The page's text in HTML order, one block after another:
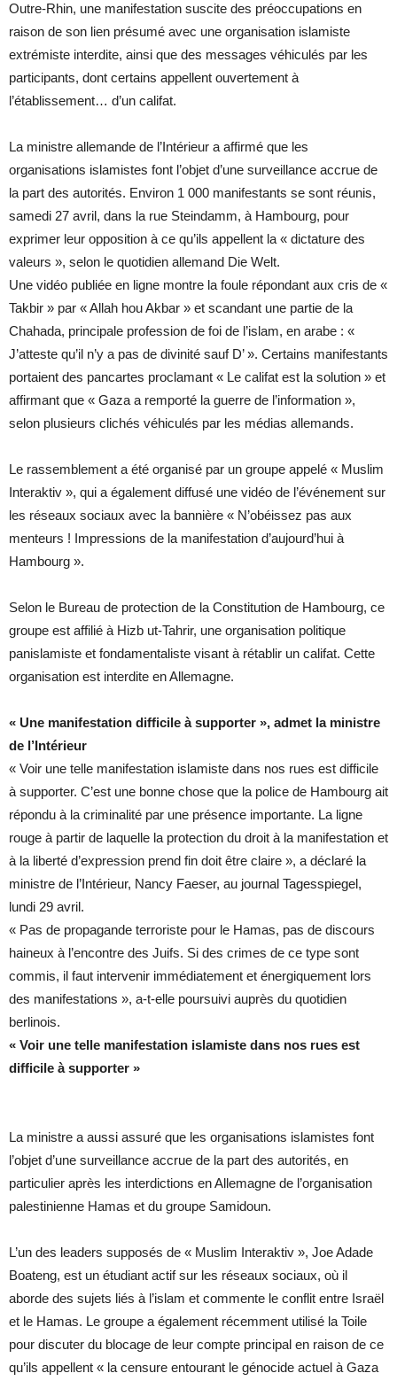
Outre-Rhin, une manifestation suscite des préoccupations en
raison de son lien présumé avec une organisation islamiste
extrémiste interdite, ainsi que des messages véhiculés par les
participants, dont certains appellent ouvertement à
l’établissement… d’un califat.
La ministre allemande de l’Intérieur a affirmé que les
organisations islamistes font l’objet d’une surveillance accrue de
la part des autorités. Environ 1 000 manifestants se sont réunis,
samedi 27 avril, dans la rue Steindamm, à Hambourg, pour
exprimer leur opposition à ce qu’ils appellent la « dictature des
valeurs », selon le quotidien allemand Die Welt.
Une vidéo publiée en ligne montre la foule répondant aux cris de «
Takbir » par « Allah hou Akbar » et scandant une partie de la
Chahada, principale profession de foi de l’islam, en arabe : «
J’atteste qu’il n’y a pas de divinité sauf D’ ». Certains manifestants
portaient des pancartes proclamant « Le califat est la solution » et
affirmant que « Gaza a remporté la guerre de l’information »,
selon plusieurs clichés véhiculés par les médias allemands.
Le rassemblement a été organisé par un groupe appelé « Muslim
Interaktiv », qui a également diffusé une vidéo de l’événement sur
les réseaux sociaux avec la bannière « N’obéissez pas aux
menteurs ! Impressions de la manifestation d’aujourd’hui à
Hambourg ».
Selon le Bureau de protection de la Constitution de Hambourg, ce
groupe est affilié à Hizb ut-Tahrir, une organisation politique
panislamiste et fondamentaliste visant à rétablir un califat. Cette
organisation est interdite en Allemagne.
« Une manifestation difficile à supporter », admet la ministre
de l’Intérieur
« Voir une telle manifestation islamiste dans nos rues est difficile
à supporter. C’est une bonne chose que la police de Hambourg ait
répondu à la criminalité par une présence importante. La ligne
rouge à partir de laquelle la protection du droit à la manifestation et
à la liberté d’expression prend fin doit être claire », a déclaré la
ministre de l’Intérieur, Nancy Faeser, au journal Tagesspiegel,
lundi 29 avril.
« Pas de propagande terroriste pour le Hamas, pas de discours
haineux à l’encontre des Juifs. Si des crimes de ce type sont
commis, il faut intervenir immédiatement et énergiquement lors
des manifestations », a-t-elle poursuivi auprès du quotidien
berlinois.
« Voir une telle manifestation islamiste dans nos rues est
difficile à supporter »
La ministre a aussi assuré que les organisations islamistes font
l’objet d’une surveillance accrue de la part des autorités, en
particulier après les interdictions en Allemagne de l’organisation
palestinienne Hamas et du groupe Samidoun.
L’un des leaders supposés de « Muslim Interaktiv », Joe Adade
Boateng, est un étudiant actif sur les réseaux sociaux, où il
aborde des sujets liés à l’islam et commente le conflit entre Israël
et le Hamas. Le groupe a également récemment utilisé la Toile
pour discuter du blocage de leur compte principal en raison de ce
qu’ils appellent « la censure entourant le génocide actuel à Gaza